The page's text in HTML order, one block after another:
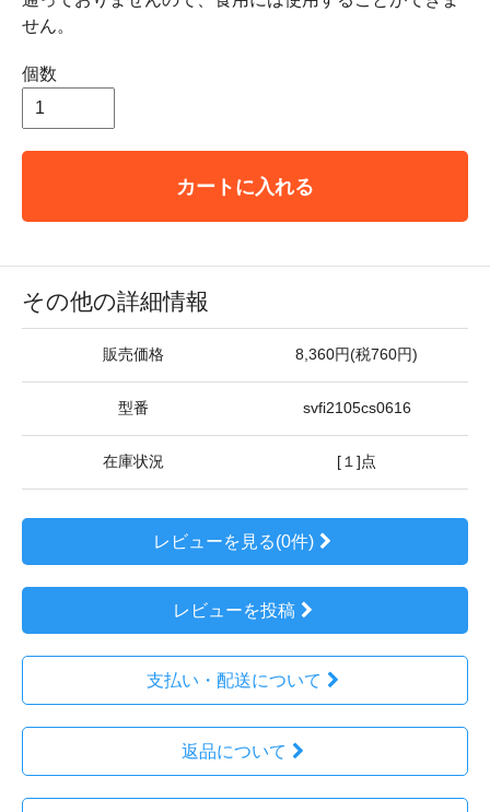
せん。
個数
カートに入れる
その他の詳細情報
販売価格 8,360円(税760円)
型番 svfi2105cs0616
在庫状況 [１]点
レビューを見る(0件)
レビューを投稿
支払い・配送について
返品について